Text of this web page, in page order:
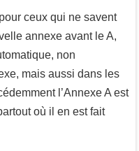
ceux qui ne savent
annexe avant le A,
non
mais aussi dans les
l’Annexe A est
où il en est fait